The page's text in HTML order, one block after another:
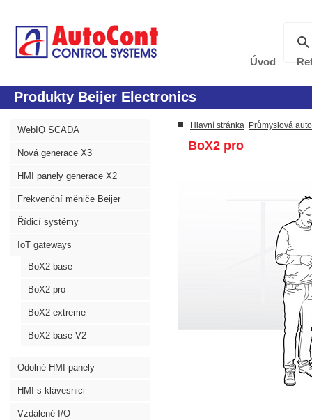
Úvod
Produkty Beijer Electronics
WebIQ SCADA
Nová generace X3
HMI panely generace X2
Frekvenční měniče Beijer
Řídicí systémy
IoT gateways
BoX2 base
BoX2 pro
BoX2 extreme
BoX2 base V2
Odolné HMI panely
HMI s klávesnici
Vzdálené I/O
Hlavní stránka Průmyslová
BoX2 pro